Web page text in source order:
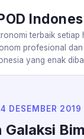
terbaik setiap
profesional
yang enak
4 DESEMBER 2019
Galaksi